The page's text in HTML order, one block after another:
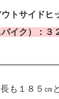
ウトサイドヒ
イク）：３
も１８５㎝